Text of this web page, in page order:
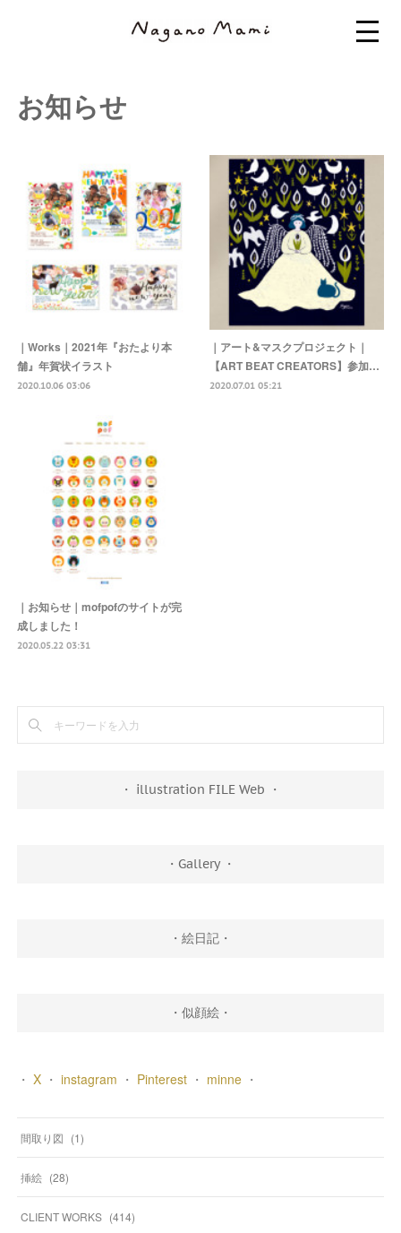
お知らせ
｜Works｜2021年『おたより本
舗』年賀状イラスト
2020.10.06 03:06
｜アート&マスクプロジェクト｜
【ART BEAT CREATORS】参加…
2020.07.01 05:21
｜お知らせ｜mofpofのサイトが完
成しました！
2020.05.22 03:31
・ illustration FILE Web ・
・Gallery ・
・絵日記・
・似顔絵・
・ X・ instagram ・ Pinterest・ minne・
間取り図 (1)
挿絵 (28)
CLIENT WORKS (414)